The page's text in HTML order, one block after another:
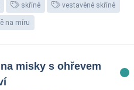
skříně vestavěné skříně
na míru
misky s ohřevem